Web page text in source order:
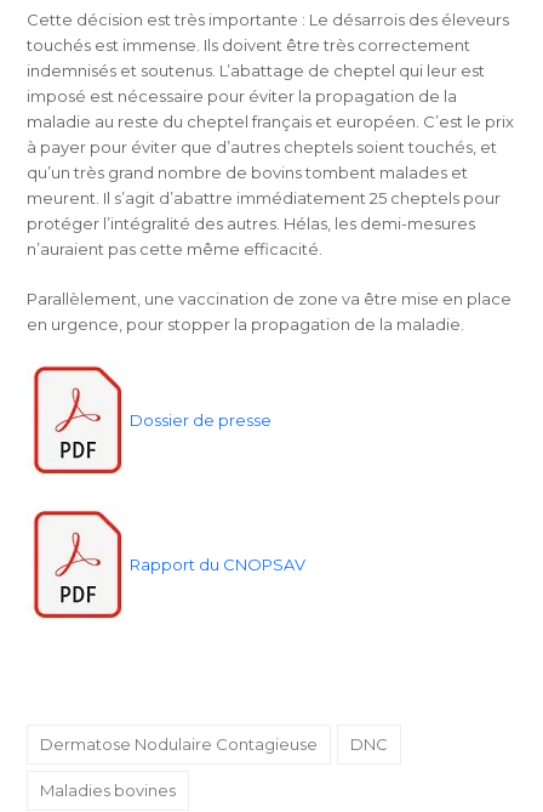
Cette décision est très importante : Le désarrois des éleveurs
touchés est immense. Ils doivent être très correctement
indemnisés et soutenus. L’abattage de cheptel qui leur est
imposé est nécessaire pour éviter la propagation de la
maladie au reste du cheptel français et européen. C’est le prix
à payer pour éviter que d’autres cheptels soient touchés, et
qu’un très grand nombre de bovins tombent malades et
meurent. Il s’agit d’abattre immédiatement 25 cheptels pour
protéger l’intégralité des autres. Hélas, les demi-mesures
n’auraient pas cette même efficacité.
Parallèlement, une vaccination de zone va être mise en place
en urgence, pour stopper la propagation de la maladie.
Dossier de presse
Rapport du CNOPSAV
Dermatose Nodulaire Contagieuse DNC
Maladies bovines